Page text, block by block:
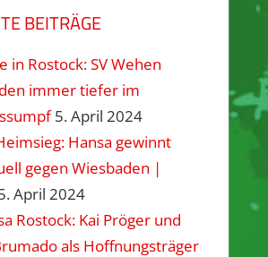
BEITRÄGE
in Rostock: SV Wehen
immer tiefer im
5. April 2024
Hansa gewinnt
gegen Wiesbaden |
April 2024
Rostock: Kai Pröger und
als Hoffnungsträger